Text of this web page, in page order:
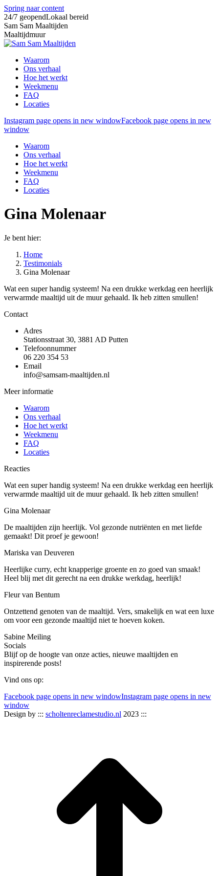
Spring naar content
24/7 geopendLokaal bereid
Sam Sam Maaltijden
Maaltijdmuur
Waarom
Ons verhaal
Hoe het werkt
Weekmenu
FAQ
Locaties
Instagram page opens in new windowFacebook page opens in new
window
Waarom
Ons verhaal
Hoe het werkt
Weekmenu
FAQ
Locaties
Gina Molenaar
Je bent hier:
Home
Testimonials
Gina Molenaar
Wat een super handig systeem! Na een drukke werkdag een heerlijk
verwarmde maaltijd uit de muur gehaald. Ik heb zitten smullen!
Contact
Adres
Stationsstraat 30, 3881 AD Putten
Telefoonnummer
06 220 354 53
Email
info@samsam-maaltijden.nl
Meer informatie
Waarom
Ons verhaal
Hoe het werkt
Weekmenu
FAQ
Locaties
Reacties
Wat een super handig systeem! Na een drukke werkdag een heerlijk
verwarmde maaltijd uit de muur gehaald. Ik heb zitten smullen!
Gina Molenaar
De maaltijden zijn heerlijk. Vol gezonde nutriënten en met liefde
gemaakt! Dit proef je gewoon!
Mariska van Deuveren
Heerlijke curry, echt knapperige groente en zo goed van smaak!
Heel blij met dit gerecht na een drukke werkdag, heerlijk!
Fleur van Bentum
Ontzettend genoten van de maaltijd. Vers, smakelijk en wat een luxe
om voor een gezonde maaltijd niet te hoeven koken.
Sabine Meiling
Socials
Blijf op de hoogte van onze acties, nieuwe maaltijden en
inspirerende posts!
Vind ons op:
Facebook page opens in new windowInstagram page opens in new
window
Design by ::: scholtenreclamestudio.nl 2023 :::